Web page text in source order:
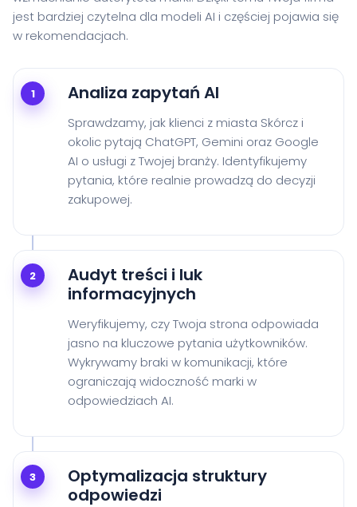
jest bardziej czytelna dla modeli AI i częściej pojawia się
w rekomendacjach.
1 Analiza zapytań AI
Sprawdzamy, jak klienci z miasta Skórcz i
okolic pytają ChatGPT, Gemini oraz Google
AI o usługi z Twojej branży. Identyfikujemy
pytania, które realnie prowadzą do decyzji
zakupowej.
2
Audyt treści i luk
informacyjnych
Weryfikujemy, czy Twoja strona odpowiada
jasno na kluczowe pytania użytkowników.
Wykrywamy braki w komunikacji, które
ograniczają widoczność marki w
odpowiedziach AI.
3
Optymalizacja struktury
odpowiedzi